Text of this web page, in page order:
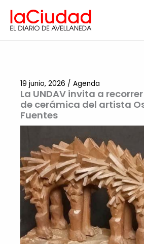
contenido
La UNDAV invita a
de cerámica del artista
Fuentes
19 junio, 2026 / Agenda